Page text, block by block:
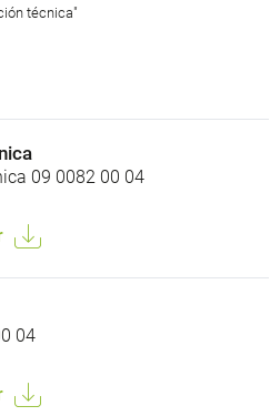
técnica"
09 0082 00 04
04